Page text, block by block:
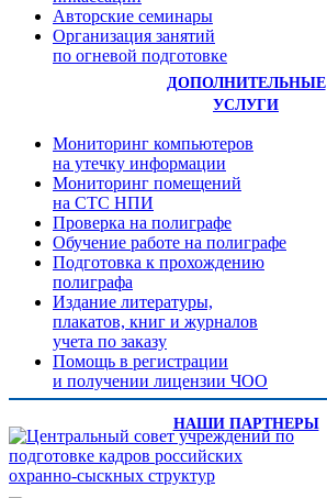
Авторские семинары
Организация занятий
по огневой подготовке
ДОПОЛНИТЕЛЬНЫЕ
УСЛУГИ
Мониторинг компьютеров
на утечку информации
Мониторинг помещений
на СТС НПИ
Проверка на полиграфе
Обучение работе на полиграфе
Подготовка к прохождению
полиграфа
Издание литературы,
плакатов, книг и журналов
учета по заказу
Помощь в регистрации
и получении лицензии ЧОО
НАШИ ПАРТНЕРЫ